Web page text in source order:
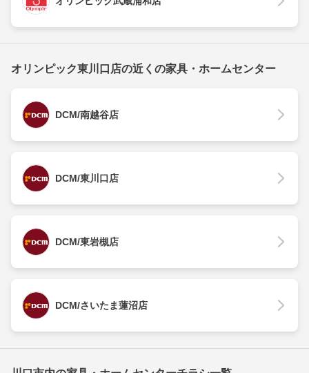
オリンピック東川口店の近くの家具・ホームセンター
DCM/南越谷店
DCM/東川口店
DCM/東岩槻店
DCM/さいたま蓮沼店